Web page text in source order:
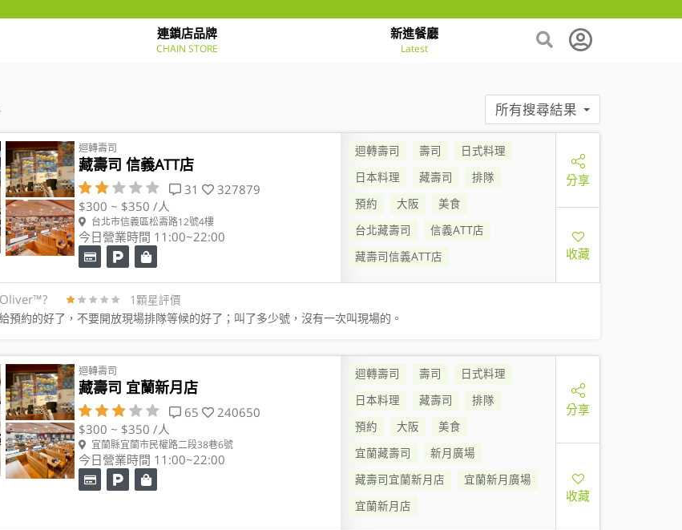
連鎖店品牌
CHAIN STORE
新進餐廳
Latest
所有搜尋結果
迴轉壽司
藏壽司 信義ATT店
31
327879
$300 ~ $350 /人
台北市信義區松壽路12號4樓
今日營業時間 11:00~22:00
迴轉壽司 壽司
日式料理
日本料理
藏壽司
排隊
預約
大阪
美食
台北藏壽司
信義ATT店
藏壽司信義ATT店
分享
收藏
1顆星評價
預約的好了，不要開放現場排隊等候的好了；叫了多少號，沒有一次叫現場的。
迴轉壽司
藏壽司 宜蘭新月店
65
240650
$300 ~ $350 /人
宜蘭縣宜蘭市民權路二段38巷6號
今日營業時間 11:00~22:00
迴轉壽司 壽司
日式料理
日本料理
藏壽司
排隊
預約
大阪
美食
宜蘭藏壽司
新月廣場
藏壽司宜蘭新月店
宜蘭新月廣場
宜蘭新月店
分享
收藏